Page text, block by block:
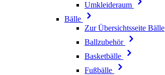
Umkleideraum
Bälle
Zur Übersichtsseite Bälle
Ballzubehör
Basketbälle
Fußbälle